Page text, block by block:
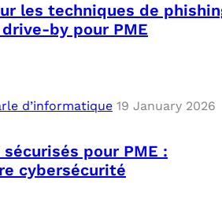
les techniques de
by pour PME
d’informatique 19 January 2026
pour PME :
cybersécurité